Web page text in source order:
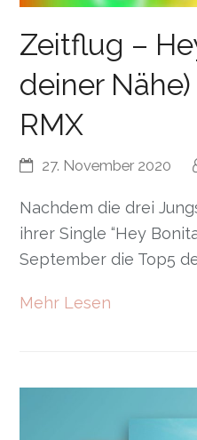
Zeitflug –
deiner
RMX
27. November 2020
Nachdem die drei
ihrer Single “Hey
September die Top5
Mehr Lesen